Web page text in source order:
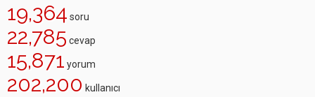
19,364 soru
22,785 cevap
15,871 yorum
202,200 kullanıcı